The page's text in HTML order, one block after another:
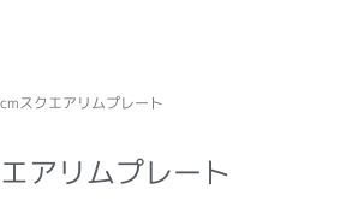
スクエアリムプレート
アリムプレート